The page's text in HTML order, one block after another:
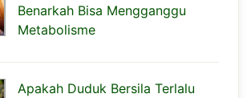
Benarkah Bisa Mengganggu
Metabolisme
Apakah Duduk Bersila Terlalu